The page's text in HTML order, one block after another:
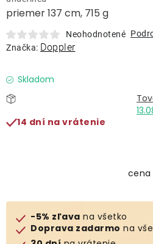
Predávané značky
priemer 137 cm, 715 g
Neohodnotené
Značka: Doppler
Skladom
14 dní na vrátenie
cena
-5% zľava na všetko
Doprava zadarmo na